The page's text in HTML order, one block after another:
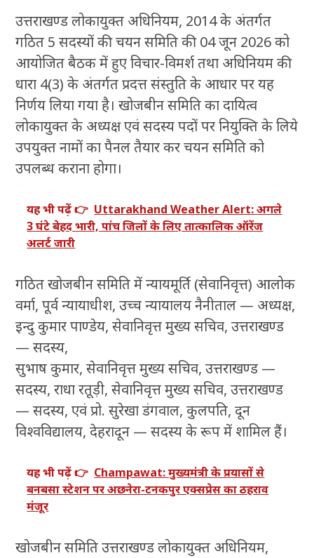
उत्तराखण्ड लोकायुक्त अधिनियम, 2014 के अंतर्गत
गठित 5 सदस्यों की चयन समिति की 04 जून 2026 को
आयोजित बैठक में हुए विचार-विमर्श तथा अधिनियम की
धारा 4(3) के अंतर्गत प्रदत्त संस्तुति के आधार पर यह
निर्णय लिया गया है। खोजबीन समिति का दायित्व
लोकायुक्त के अध्यक्ष एवं सदस्य पदों पर नियुक्ति के लिये
उपयुक्त नामों का पैनल तैयार कर चयन समिति को
उपलब्ध कराना होगा।
यह भी पढ़ें 👉 Uttarakhand Weather Alert: अगले
3 घंटे बेहद भारी, पांच जिलों के लिए तात्कालिक ऑरेंज
अलर्ट जारी
गठित खोजबीन समिति में न्यायमूर्ति (सेवानिवृत्त) आलोक
वर्मा, पूर्व न्यायाधीश, उच्च न्यायालय नैनीताल — अध्यक्ष,
इन्दु कुमार पाण्डेय, सेवानिवृत्त मुख्य सचिव, उत्तराखण्ड
— सदस्य,
सुभाष कुमार, सेवानिवृत्त मुख्य सचिव, उत्तराखण्ड —
सदस्य, राधा रतूड़ी, सेवानिवृत्त मुख्य सचिव, उत्तराखण्ड
— सदस्य, एवं प्रो. सुरेखा डंगवाल, कुलपति, दून
विश्वविद्यालय, देहरादून — सदस्य के रूप में शामिल हैं।
यह भी पढ़ें 👉 Champawat: मुख्यमंत्री के प्रयासों से
बनबसा स्टेशन पर अछनेरा-टनकपुर एक्सप्रेस का ठहराव
मंजूर
खोजबीन समिति उत्तराखण्ड लोकायुक्त अधिनियम,